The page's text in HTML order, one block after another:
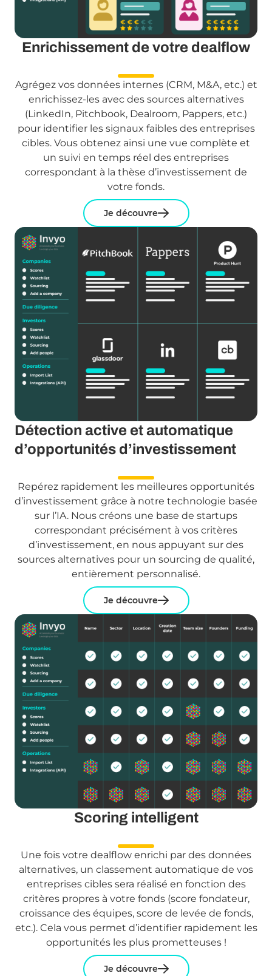
Enrichissement de votre dealflow
Agrégez vos données internes (CRM, M&A, etc.) et
enrichissez-les avec des sources alternatives
(LinkedIn, Pitchbook, Dealroom, Pappers, etc.)
pour identifier les signaux faibles des entreprises
cibles. Vous obtenez ainsi une vue complète et
un suivi en temps réel des entreprises
correspondant à la thèse d’investissement de
votre fonds.
Je découvre
Détection active et automatique
d’opportunités d’investissement
Repérez rapidement les meilleures opportunités
d’investissement grâce à notre technologie basée
sur l’IA. Nous créons une base de startups
correspondant précisément à vos critères
d’investissement, en nous appuyant sur des
sources alternatives pour un sourcing de qualité,
entièrement personnalisé.
Je découvre
Scoring intelligent
Une fois votre dealflow enrichi par des données
alternatives, un classement automatique de vos
entreprises cibles sera réalisé en fonction des
critères propres à votre fonds (score fondateur,
croissance des équipes, score de levée de fonds,
etc.). Cela vous permet d’identifier rapidement les
opportunités les plus prometteuses !
Je découvre